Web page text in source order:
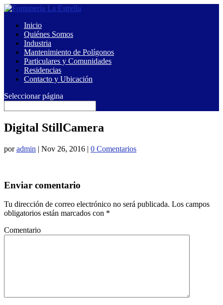
Inicio
Quiénes Somos
Industria
Mantenimiento de Polígonos
Particulares y Comunidades
Residencias
Contacto y Ubicación
Seleccionar página
Digital StillCamera
poradmin | Nov 26, 2016 | 0 Comentarios
Enviar comentario
Tu dirección de correo electrónico no será publicada. Los campos
obligatorios están marcados con *
Comentario